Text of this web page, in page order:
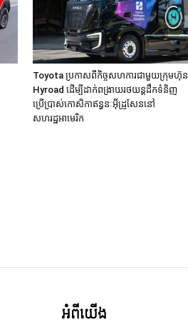
Toyota ប្រកាសពីកិច្ចសហការជាមួយក្រុមហ៊ុន
Hyroad ដើម្បីដាក់ពង្រាយរថយន្តដឹកទំនិញ
ប្រើប្រាស់កោសិកាឥន្ធនៈអុីដ្រូសែននៅ
សហរដ្ឋអាមេរិក
អំពី​យើង